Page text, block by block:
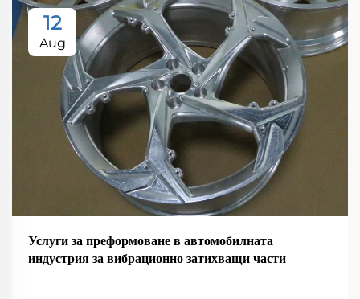
12
Aug
Услуги за преформоване в автомобилната
индустрия за вибрационно затихващи части